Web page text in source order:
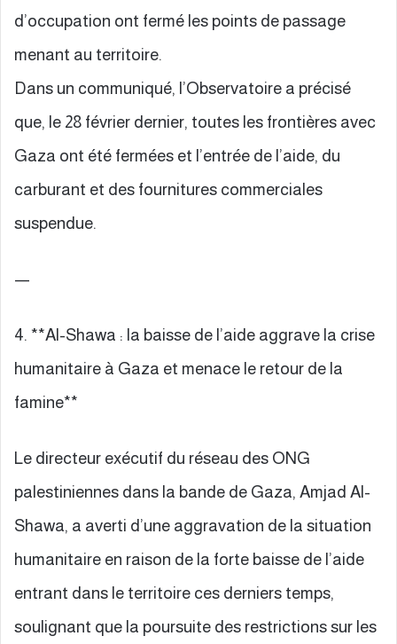
d’occupation ont fermé les points de passage
menant au territoire.
Dans un communiqué, l’Observatoire a précisé
que, le 28 février dernier, toutes les frontières avec
Gaza ont été fermées et l’entrée de l’aide, du
carburant et des fournitures commerciales
suspendue.
—
4. **Al-Shawa : la baisse de l’aide aggrave la crise
humanitaire à Gaza et menace le retour de la
famine**
Le directeur exécutif du réseau des ONG
palestiniennes dans la bande de Gaza, Amjad Al-
Shawa, a averti d’une aggravation de la situation
humanitaire en raison de la forte baisse de l’aide
entrant dans le territoire ces derniers temps,
soulignant que la poursuite des restrictions sur les